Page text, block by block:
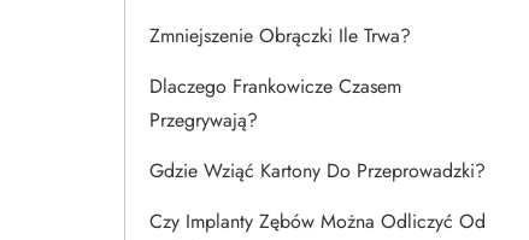
Zmniejszenie Obrączki Ile Trwa?
Dlaczego Frankowicze Czasem
Przegrywają?
Gdzie Wziąć Kartony Do Przeprowadzki?
Czy Implanty Zębów Można Odliczyć Od